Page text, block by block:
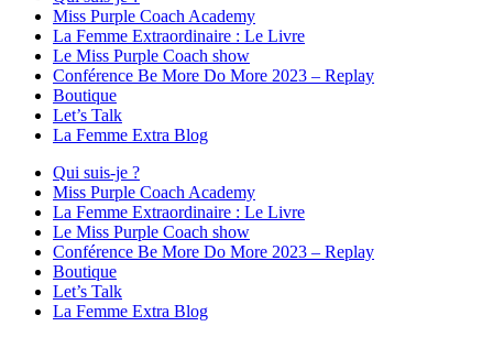
Miss Purple Coach Academy
La Femme Extraordinaire : Le Livre
Le Miss Purple Coach show
Conférence Be More Do More 2023 – Replay
Boutique
Let’s Talk
La Femme Extra Blog
Qui suis-je ?
Miss Purple Coach Academy
La Femme Extraordinaire : Le Livre
Le Miss Purple Coach show
Conférence Be More Do More 2023 – Replay
Boutique
Let’s Talk
La Femme Extra Blog